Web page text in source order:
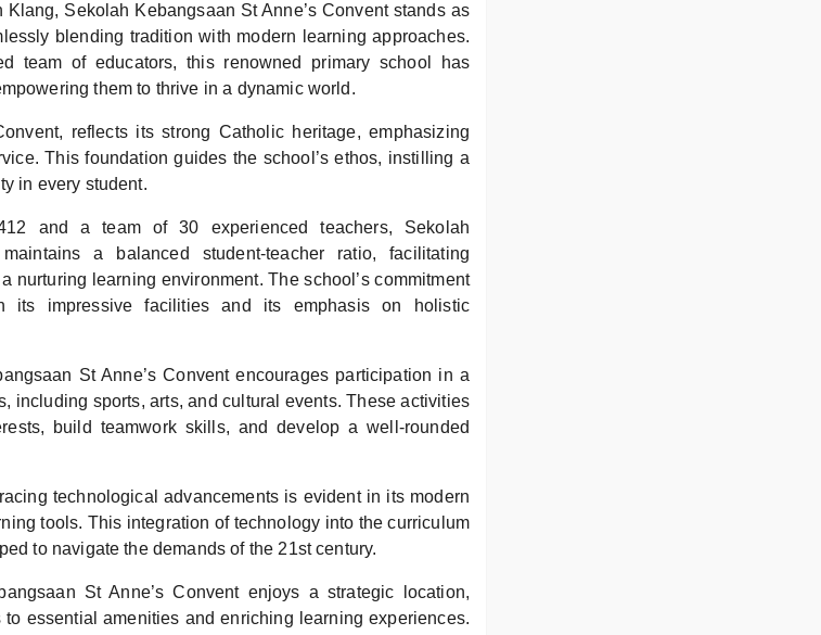
Sekolah Kebangsaan St Anne’s Convent stands as
blending tradition with modern learning approaches.
team of educators, this renowned primary school has
them to thrive in a dynamic world.
reflects its strong Catholic heritage, emphasizing
This foundation guides the school’s ethos, instilling a
in every student.
and a team of 30 experienced teachers, Sekolah
a balanced student-teacher ratio, facilitating
nurturing learning environment. The school’s commitment
its impressive facilities and its emphasis on holistic
St Anne’s Convent encourages participation in a
including sports, arts, and cultural events. These activities
build teamwork skills, and develop a well-rounded
technological advancements is evident in its modern
tools. This integration of technology into the curriculum
to navigate the demands of the 21st century.
St Anne’s Convent enjoys a strategic location,
essential amenities and enriching learning experiences.